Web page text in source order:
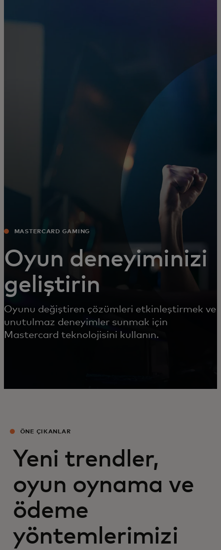
MASTERCARD GAMING
Oyun deneyiminizi
geliştirin
Oyunu değiştiren çözümleri etkinleştirmek ve
unutulmaz deneyimler sunmak için
Mastercard teknolojisini kullanın.
ÖNE ÇIKANLAR
Yeni trendler,
oyun oynama ve
ödeme
yöntemlerimizi